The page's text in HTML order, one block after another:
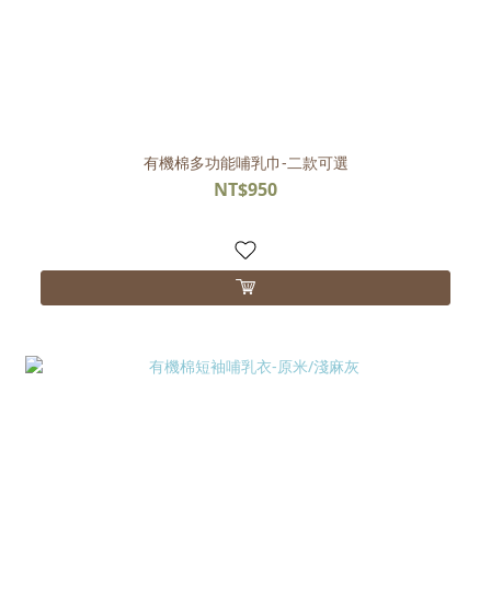
有機棉多功能哺乳巾-二款可選
NT$950